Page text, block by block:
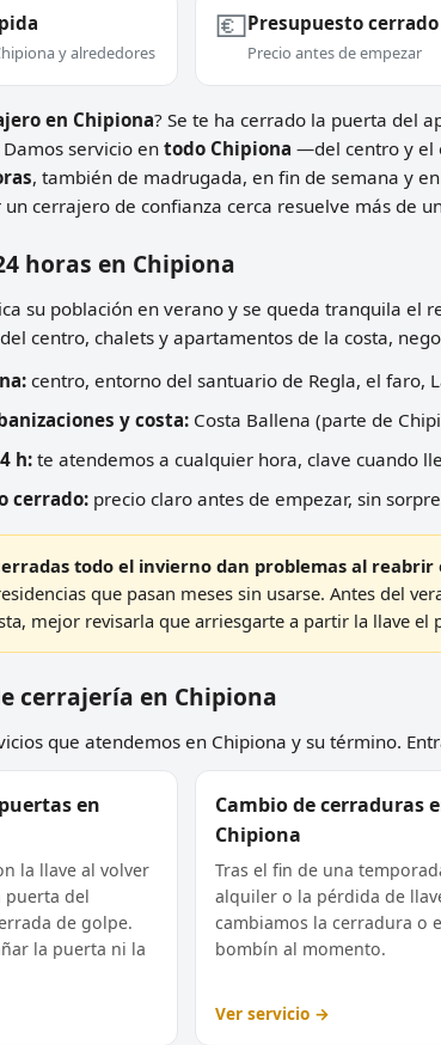
y alrededores
💶Presupuesto cerrado
Precio antes de empezar
en Chipiona? Se te ha cerrado la puerta del
servicio en todo Chipiona —del centro y el
, también de madrugada, en fin de semana y
cerrajero de confianza cerca resuelve más de
horas en Chipiona
su población en verano y se queda tranquila el
centro, chalets y apartamentos de la costa,
centro, entorno del santuario de Regla, el faro,
y costa: Costa Ballena (parte de
h:te atendemos a cualquier hora, clave cuando
cerrado: precio claro antes de empezar, sin
todo el invierno dan problemas al reabrir
que pasan meses sin usarse. Antes del
mejor revisarla que arriesgarte a partir la llave el
cerrajería en Chipiona
que atendemos en Chipiona y su término.
en
la llave al volver
puerta del
de golpe.
la puerta ni la
Cambio de cerraduras
Chipiona
Tras el fin de una
alquiler o la pérdida de
cambiamos la cerradura o
bombín al momento.
Ver servicio →